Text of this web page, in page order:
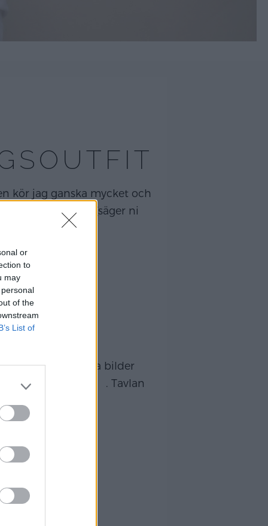
or
to
may
of the
List of
kör jag ganska mycket och
för att fjösa (säger ni
stora personliga bilder
i håret idag. . ’ . . Tavlan